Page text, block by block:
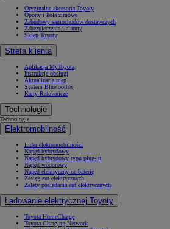
Oryginalne akcesoria Toyoty
Opony i koła zimowe
Zabudowy samochodów dostawczych
Zabezpieczenia i alarmy
Sklep Toyoty
Strefa klienta
Aplikacja MyToyota
Instrukcje obsługi
Aktualizacja map
System Bluetooth®
Karty Ratownicze
Technologie
Technologie
Elektromobilność
Lider elektromobilności
Napęd hybrydowy
Napęd hybrydowy typu plug-in
Napęd wodorowy
Napęd elektryczny na baterię
Zasięg aut elektrycznych
Zalety posiadania aut elektrycznych
Ładowanie elektrycznej Toyoty
Toyota HomeCharge
Toyota Charging Network